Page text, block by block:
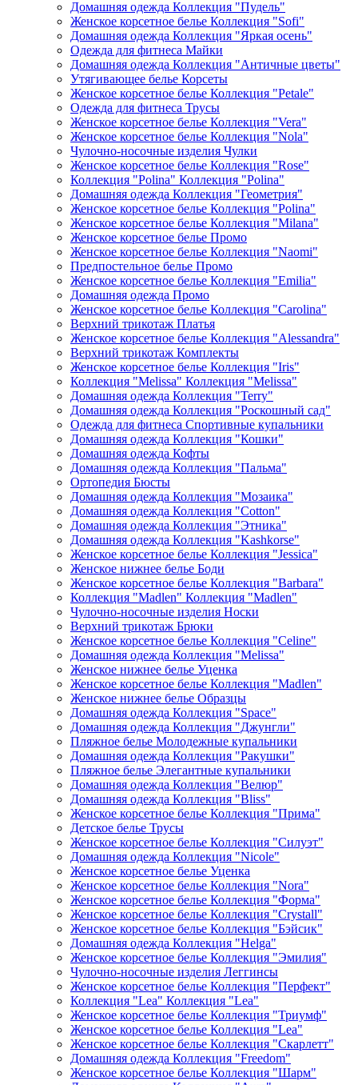
Домашняя одежда Коллекция "Пудель"
Женское корсетное белье Коллекция "Sofi"
Домашняя одежда Коллекция "Яркая осень"
Одежда для фитнеса Майки
Домашняя одежда Коллекция "Античные цветы"
Утягивающее белье Корсеты
Женское корсетное белье Коллекция "Petale"
Одежда для фитнеса Трусы
Женское корсетное белье Коллекция "Vera"
Женское корсетное белье Коллекция "Nola"
Чулочно-носочные изделия Чулки
Женское корсетное белье Коллекция "Rose"
Коллекция "Polina" Коллекция "Polina"
Домашняя одежда Коллекция "Геометрия"
Женское корсетное белье Коллекция "Polina"
Женское корсетное белье Коллекция "Milana"
Женское корсетное белье Промо
Женское корсетное белье Коллекция "Naomi"
Предпостельное белье Промо
Женское корсетное белье Коллекция "Emilia"
Домашняя одежда Промо
Женское корсетное белье Коллекция "Carolina"
Верхний трикотаж Платья
Женское корсетное белье Коллекция "Alessandra"
Верхний трикотаж Комплекты
Женское корсетное белье Коллекция "Iris"
Коллекция "Melissa" Коллекция "Melissa"
Домашняя одежда Коллекция "Terry"
Домашняя одежда Коллекция "Роскошный сад"
Одежда для фитнеса Спортивные купальники
Домашняя одежда Коллекция "Кошки"
Домашняя одежда Кофты
Домашняя одежда Коллекция "Пальма"
Ортопедия Бюсты
Домашняя одежда Коллекция "Мозаика"
Домашняя одежда Коллекция "Cotton"
Домашняя одежда Коллекция "Этника"
Домашняя одежда Коллекция "Kashkorse"
Женское корсетное белье Коллекция "Jessica"
Женское нижнее белье Боди
Женское корсетное белье Коллекция "Barbara"
Коллекция "Madlen" Коллекция "Madlen"
Чулочно-носочные изделия Носки
Верхний трикотаж Брюки
Женское корсетное белье Коллекция "Celine"
Домашняя одежда Коллекция "Melissa"
Женское нижнее белье Уценка
Женское корсетное белье Коллекция "Madlen"
Женское нижнее белье Образцы
Домашняя одежда Коллекция "Space"
Домашняя одежда Коллекция "Джунгли"
Пляжное белье Молодежные купальники
Домашняя одежда Коллекция "Ракушки"
Пляжное белье Элегантные купальники
Домашняя одежда Коллекция "Велюр"
Домашняя одежда Коллекция "Bliss"
Женское корсетное белье Коллекция "Прима"
Детское белье Трусы
Женское корсетное белье Коллекция "Силуэт"
Домашняя одежда Коллекция "Nicole"
Женское корсетное белье Уценка
Женское корсетное белье Коллекция "Nora"
Женское корсетное белье Коллекция "Форма"
Женское корсетное белье Коллекция "Crystall"
Женское корсетное белье Коллекция "Бэйсик"
Домашняя одежда Коллекция "Helga"
Женское корсетное белье Коллекция "Эмилия"
Чулочно-носочные изделия Леггинсы
Женское корсетное белье Коллекция "Перфект"
Коллекция "Lea" Коллекция "Lea"
Женское корсетное белье Коллекция "Триумф"
Женское корсетное белье Коллекция "Lea"
Женское корсетное белье Коллекция "Скарлетт"
Домашняя одежда Коллекция "Freedom"
Женское корсетное белье Коллекция "Шарм"